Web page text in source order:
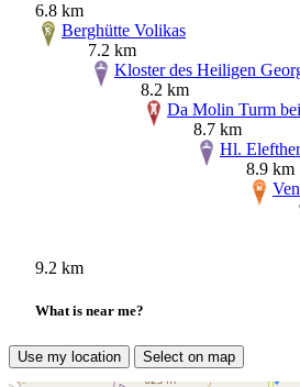
6.8 km
Berghütte Volikas
7.2 km
Kloster des Heiligen
8.2 km
Da Molin Turm
8.7 km
Hl.
8.9 km
9.2 km
What is near me?
Use my location Select on map